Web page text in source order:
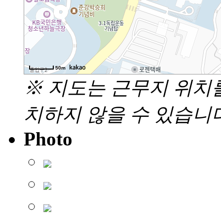
50m
※ 지도는 근무지 위치
치하지 않을 수 있습니
Photo